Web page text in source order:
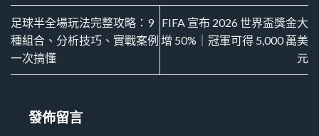
足球半全場玩法完整攻略：9
種組合、分析技巧、實戰案例
一次搞懂
FIFA 宣布 2026 世界盃獎金大
增 50%｜冠軍可得 5,000 萬美
元
發佈留言